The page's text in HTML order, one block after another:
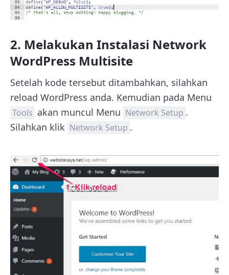
2. Melakukan Instalasi Network
WordPress Multisite
Setelah kode tersebut ditambahkan, silahkan
reload WordPress anda. Kemudian pada Menu
Tools akan muncul Menu Network Setup .
Silahkan klik Network Setup .